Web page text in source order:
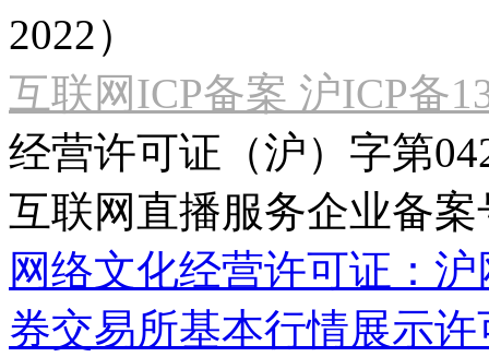
2022）
互联网ICP备案 沪ICP备
经营许可证（沪）字第
互联网直播服务企业备案
网络文化经营许可证：
券交易所基本行情展示许